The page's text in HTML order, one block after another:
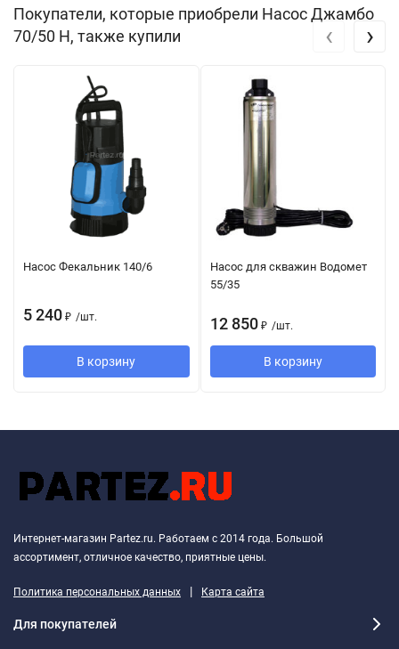
Покупатели, которые приобрели Насос Джамбо
70/50 Н, также купили
Насос Фекальник 140/6
5 240 ₽ /шт.
В корзину
Насос для скважин Водомет
55/35
12 850 ₽ /шт.
В корзину
‹ ›
Интернет-магазин Partez.ru. Работаем с 2014 года. Большой
ассортимент, отличное качество, приятные цены.
Политика персональных данных | Карта сайта
Для покупателей